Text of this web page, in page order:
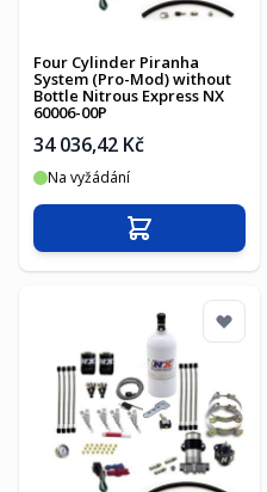
Four Cylinder Piranha
System (Pro-Mod) without
Bottle Nitrous Express NX
60006-00P
34 036,42 Kč
Na vyžádání
Přidat do košíku